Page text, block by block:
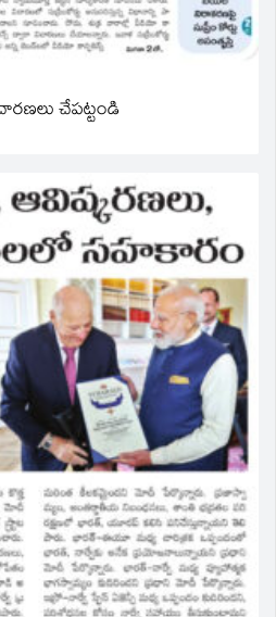
చేపట్టండి